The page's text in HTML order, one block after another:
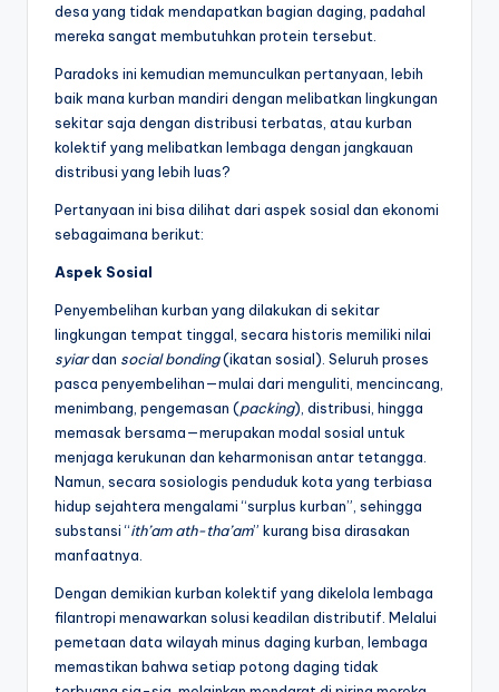
desa yang tidak mendapatkan bagian daging, padahal
mereka sangat membutuhkan protein tersebut.
Paradoks ini kemudian memunculkan pertanyaan, lebih
baik mana kurban mandiri dengan melibatkan lingkungan
sekitar saja dengan distribusi terbatas, atau kurban
kolektif yang melibatkan lembaga dengan jangkauan
distribusi yang lebih luas?
Pertanyaan ini bisa dilihat dari aspek sosial dan ekonomi
sebagaimana berikut:
Aspek Sosial
Penyembelihan kurban yang dilakukan di sekitar
lingkungan tempat tinggal, secara historis memiliki nilai
syiardan social bonding(ikatan sosial). Seluruh proses
pasca penyembelihan—mulai dari menguliti, mencincang,
menimbang, pengemasan (packing), distribusi, hingga
memasak bersama—merupakan modal sosial untuk
menjaga kerukunan dan keharmonisan antar tetangga.
Namun, secara sosiologis penduduk kota yang terbiasa
hidup sejahtera mengalami “surplus kurban”, sehingga
substansi “ith’am ath-tha’am” kurang bisa dirasakan
manfaatnya.
Dengan demikian kurban kolektif yang dikelola lembaga
filantropi menawarkan solusi keadilan distributif. Melalui
pemetaan data wilayah minus daging kurban, lembaga
memastikan bahwa setiap potong daging tidak